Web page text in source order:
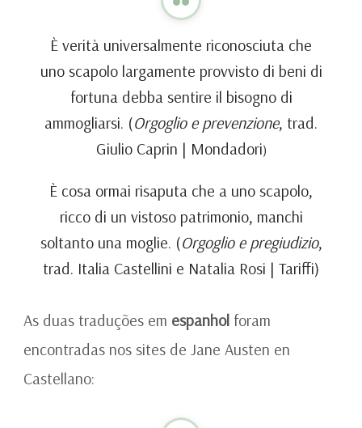
È verità universalmente riconosciuta che
uno scapolo largamente provvisto di beni di
fortuna debba sentire il bisogno di
ammogliarsi. (Orgoglio e prevenzione, trad.
Giulio Caprin | Mondadori)
È cosa ormai risaputa che a uno scapolo,
ricco di un vistoso patrimonio, manchi
soltanto una moglie. (Orgoglio e pregiudizio,
trad. Italia Castellini e Natalia Rosi | Tariffi)
As duas traduções em espanhol foram
encontradas nos sites de Jane Austen en
Castellano: